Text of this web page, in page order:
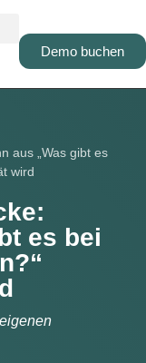
Demo buchen
aus „Was gibt es
wird
es bei